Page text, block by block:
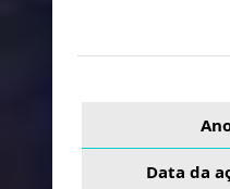
Data da